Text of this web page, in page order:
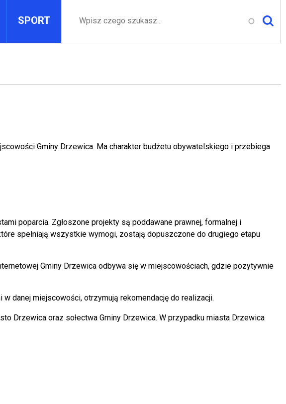
SPORT
Gminy Drzewica. Ma charakter budżetu obywatelskiego i przebiega
poparcia. Zgłoszone projekty są poddawane prawnej, formalnej i
spełniają wszystkie wymogi, zostają dopuszczone do drugiego etapu
Gminy Drzewica odbywa się w miejscowościach, gdzie pozytywnie
danej miejscowości, otrzymują rekomendację do realizacji.
Drzewica oraz sołectwa Gminy Drzewica. W przypadku miasta Drzewica